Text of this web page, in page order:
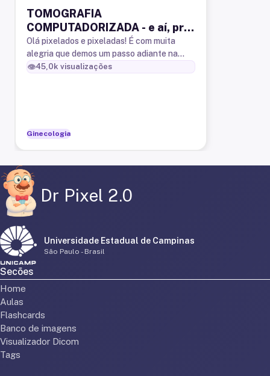
TOMOGRAFIA
COMPUTADORIZADA - e aí, pra
começar o que preciso saber?
Olá pixelados e pixeladas! É com muita
alegria que demos um passo adiante na
edição e criação de conteúdo! O vídeo de
👁️45,0k visualizações
Ginecologia
Dr Pixel 2.0
Universidade Estadual de Campinas
São Paulo - Brasil
Secões
Home
Aulas
Flashcards
Banco de imagens
Visualizador Dicom
Tags